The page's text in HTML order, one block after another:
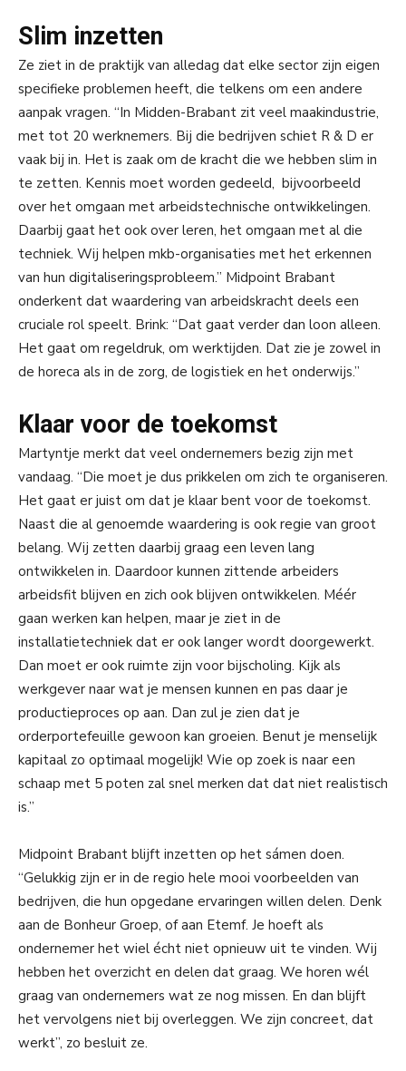
Slim inzetten
Ze ziet in de praktijk van alledag dat elke sector zijn eigen
specifieke problemen heeft, die telkens om een andere
aanpak vragen. “In Midden-Brabant zit veel maakindustrie,
met tot 20 werknemers. Bij die bedrijven schiet R & D er
vaak bij in. Het is zaak om de kracht die we hebben slim in
te zetten. Kennis moet worden gedeeld, bijvoorbeeld
over het omgaan met arbeidstechnische ontwikkelingen.
Daarbij gaat het ook over leren, het omgaan met al die
techniek. Wij helpen mkb-organisaties met het erkennen
van hun digitaliseringsprobleem.” Midpoint Brabant
onderkent dat waardering van arbeidskracht deels een
cruciale rol speelt. Brink: “Dat gaat verder dan loon alleen.
Het gaat om regeldruk, om werktijden. Dat zie je zowel in
de horeca als in de zorg, de logistiek en het onderwijs.”
Klaar voor de toekomst
Martyntje merkt dat veel ondernemers bezig zijn met
vandaag. “Die moet je dus prikkelen om zich te organiseren.
Het gaat er juist om dat je klaar bent voor de toekomst.
Naast die al genoemde waardering is ook regie van groot
belang. Wij zetten daarbij graag een leven lang
ontwikkelen in. Daardoor kunnen zittende arbeiders
arbeidsfit blijven en zich ook blijven ontwikkelen. Méér
gaan werken kan helpen, maar je ziet in de
installatietechniek dat er ook langer wordt doorgewerkt.
Dan moet er ook ruimte zijn voor bijscholing. Kijk als
werkgever naar wat je mensen kunnen en pas daar je
productieproces op aan. Dan zul je zien dat je
orderportefeuille gewoon kan groeien. Benut je menselijk
kapitaal zo optimaal mogelijk! Wie op zoek is naar een
schaap met 5 poten zal snel merken dat dat niet realistisch
is.”
Midpoint Brabant blijft inzetten op het sámen doen.
“Gelukkig zijn er in de regio hele mooi voorbeelden van
bedrijven, die hun opgedane ervaringen willen delen. Denk
aan de Bonheur Groep, of aan Etemf. Je hoeft als
ondernemer het wiel écht niet opnieuw uit te vinden. Wij
hebben het overzicht en delen dat graag. We horen wél
graag van ondernemers wat ze nog missen. En dan blijft
het vervolgens niet bij overleggen. We zijn concreet, dat
werkt”, zo besluit ze.